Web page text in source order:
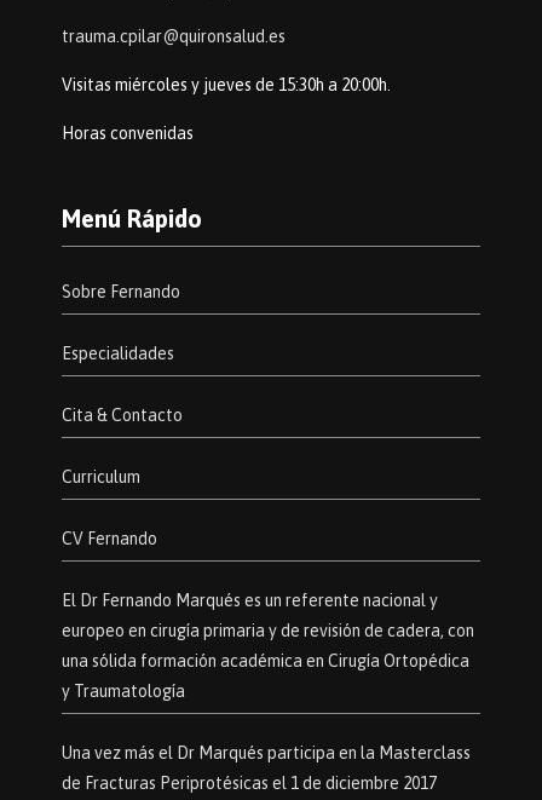
trauma.cpilar@quironsalud.es
Visitas miércoles y jueves de 15:30h a 20:00h.
Horas convenidas
Menú Rápido
Sobre Fernando
Especialidades
Cita & Contacto
Curriculum
CV Fernando
El Dr Fernando Marqués es un referente nacional y
europeo en cirugía primaria y de revisión de cadera, con
una sólida formación académica en Cirugía Ortopédica
y Traumatología
Una vez más el Dr Marqués participa en la Masterclass
de Fracturas Periprotésicas el 1 de diciembre 2017